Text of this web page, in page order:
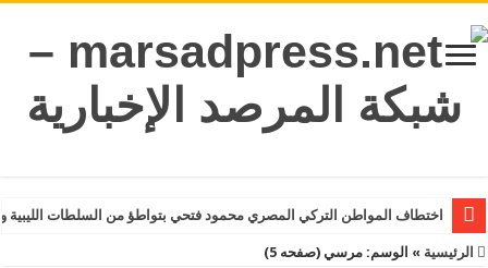
اختطاف المواطن التركي المصري محمود فتحي بتواطؤ من السلطات
الرئيسية » الوسم: مرسي(صفحه 5)